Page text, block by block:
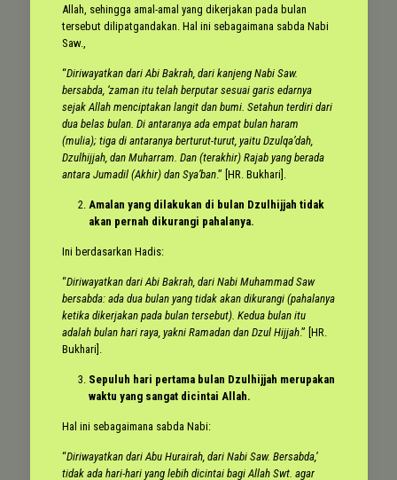
Allah, sehingga amal-amal yang dikerjakan pada bulan
tersebut dilipatgandakan. Hal ini sebagaimana sabda Nabi
Saw.,
“Diriwayatkan dari Abi Bakrah, dari kanjeng Nabi Saw.
bersabda, ‘zaman itu telah berputar sesuai garis edarnya
sejak Allah menciptakan langit dan bumi. Setahun terdiri dari
dua belas bulan. Di antaranya ada empat bulan haram
(mulia); tiga di antaranya berturut-turut, yaitu Dzulqa’dah,
Dzulhijjah, dan Muharram. Dan (terakhir) Rajab yang berada
antara Jumadil (Akhir) dan Sya’ban.” [HR. Bukhari].
Amalan yang dilakukan di bulan Dzulhijjah tidak
akan pernah dikurangi pahalanya.
Ini berdasarkan Hadis:
“Diriwayatkan dari Abi Bakrah, dari Nabi Muhammad Saw
bersabda: ada dua bulan yang tidak akan dikurangi (pahalanya
ketika dikerjakan pada bulan tersebut). Kedua bulan itu
adalah bulan hari raya, yakni Ramadan dan Dzul Hijjah.” [HR.
Bukhari].
Sepuluh hari pertama bulan Dzulhijjah merupakan
waktu yang sangat dicintai Allah.
Hal ini sebagaimana sabda Nabi:
“Diriwayatkan dari Abu Hurairah, dari Nabi Saw. Bersabda,’
tidak ada hari-hari yang lebih dicintai bagi Allah Swt. agar